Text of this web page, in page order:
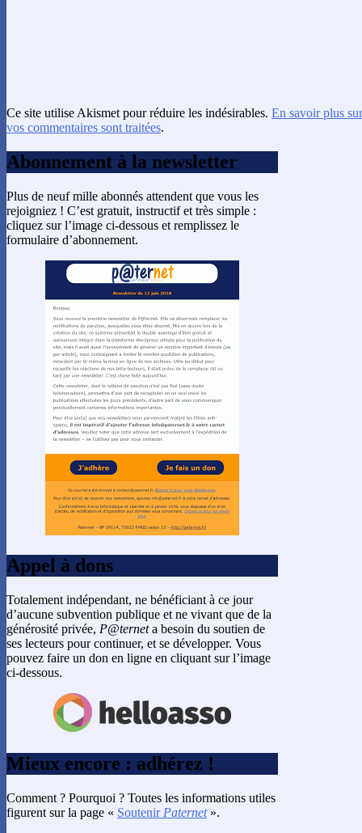
Ce site utilise Akismet pour réduire les indésirables. En savoir plus
vos commentaires sont traitées.
Abonnement à la newsletter
Plus de neuf mille abonnés attendent que vous les
rejoigniez ! C’est gratuit, instructif et très simple :
cliquez sur l’image ci-dessous et remplissez le
formulaire d’abonnement.
Appel à dons
Totalement indépendant, ne bénéficiant à ce jour
d’aucune subvention publique et ne vivant que de la
générosité privée, P@terneta besoin du soutien de
ses lecteurs pour continuer, et se développer. Vous
pouvez faire un don en ligne en cliquant sur l’image
ci-dessous.
Mieux encore : adhérez !
Comment ? Pourquoi ? Toutes les informations utiles
figurent sur la page « Soutenir Paternet».